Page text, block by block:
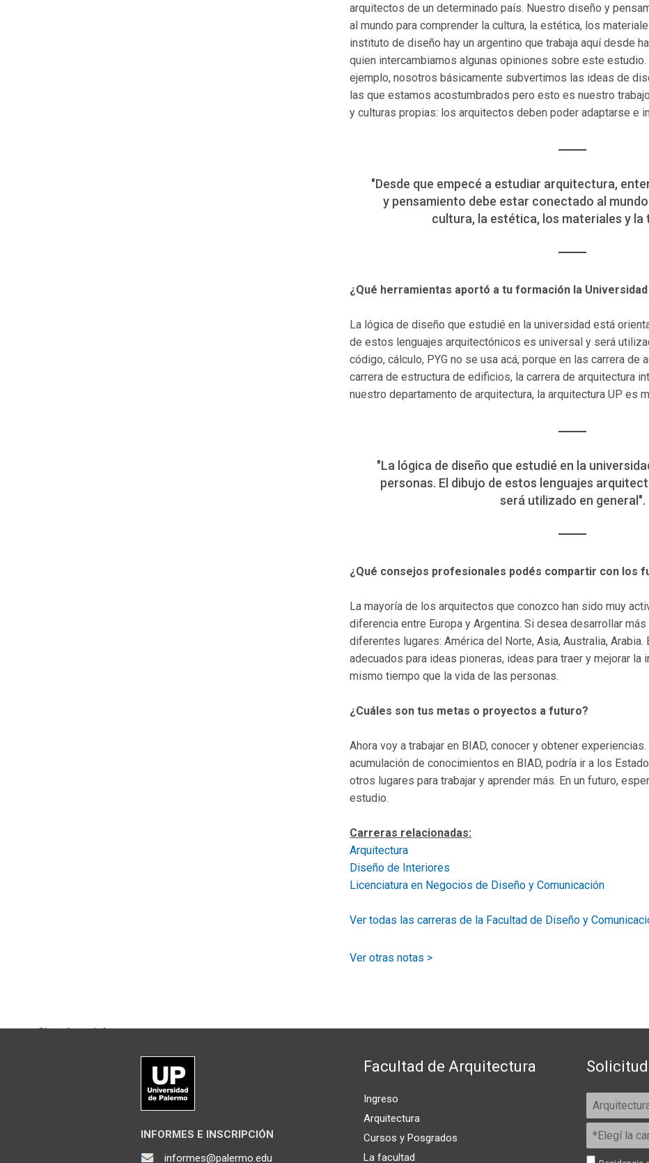
arquitectos de un determinado país. Nuestro diseño y
al mundo para comprender la cultura, la estética, los
instituto de diseño hay un argentino que trabaja aquí desde
quien intercambiamos algunas opiniones sobre este
ejemplo, nosotros básicamente subvertimos las ideas de
las que estamos acostumbrados pero esto es nuestro
y culturas propias: los arquitectos deben poder adaptarse e
"Desde que empecé a estudiar arquitectura,
y pensamiento debe estar conectado al
cultura, la estética, los materiales y la
¿Qué herramientas aportó a tu formación la
La lógica de diseño que estudié en la universidad está
de estos lenguajes arquitectónicos es universal y será
código, cálculo, PYG no se usa acá, porque en las carrera de
carrera de estructura de edificios, la carrera de arquitectura
nuestro departamento de arquitectura, la arquitectura UP es
"La lógica de diseño que estudié en la
personas. El dibujo de estos lenguajes
será utilizado en general".
¿Qué consejos profesionales podés compartir con los
La mayoría de los arquitectos que conozco han sido muy
diferencia entre Europa y Argentina. Si desea desarrollar
diferentes lugares: América del Norte, Asia, Australia,
adecuados para ideas pioneras, ideas para traer y mejorar la
mismo tiempo que la vida de las personas.
¿Cuáles son tus metas o proyectos a futuro?
Ahora voy a trabajar en BIAD, conocer y obtener
acumulación de conocimientos en BIAD, podría ir a los
otros lugares para trabajar y aprender más. En un futuro,
estudio.
Carreras relacionadas:
Arquitectura
Diseño de Interiores
Licenciatura en Negocios de Diseño y Comunicación
Ver todas las carreras de la Facultad de Diseño y
Ver otras notas >
INFORMES E INSCRIPCIÓN
informes@palermo.edu
Facultad de Arquitectura
Ingreso
Arquitectura
Cursos y Posgrados
La facultad
Chateá con Informes